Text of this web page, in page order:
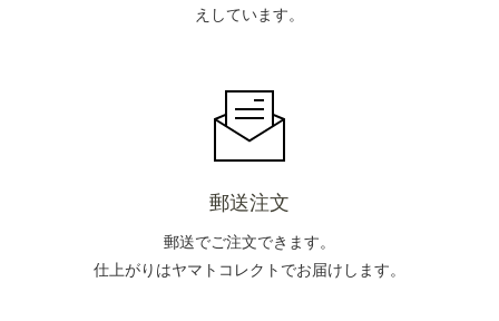
えしています。
郵送注文
郵送でご注文できます。
仕上がりはヤマトコレクトでお届けします。